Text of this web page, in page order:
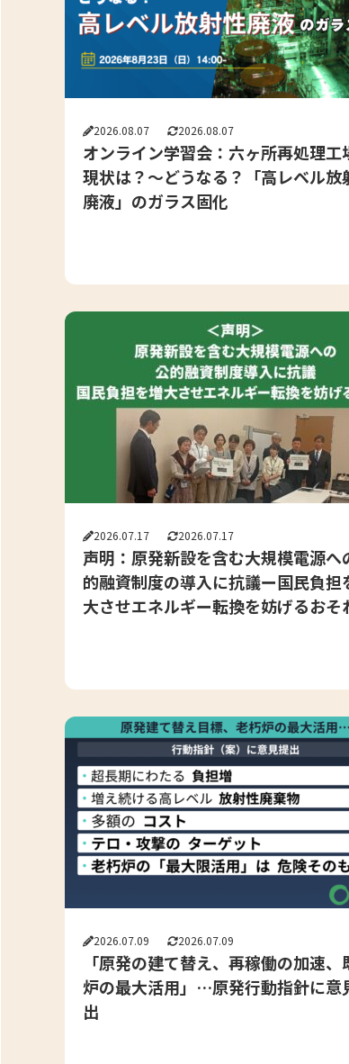
2026.08.07 2026.08.07
オンライン学習会：六ヶ所再処理工
現状は？～どうなる？「高レベル放
廃液」のガラス固化
2026.07.17 2026.07.17
声明：原発新設を含む大規模電源へ
的融資制度の導入に抗議ー国民負担
大させエネルギー転換を妨げるおそ
2026.07.09 2026.07.09
「原発の建て替え、再稼働の加速、
炉の最大活用」…原発行動指針に意
出